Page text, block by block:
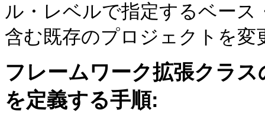
ル・レベルで指定するベー
含む既存のプロジェクトを変
フレームワーク拡張クラ
を定義する手順: